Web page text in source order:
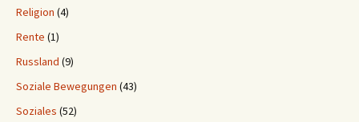
Religion (4)
Rente (1)
Russland (9)
Soziale Bewegungen (43)
Soziales (52)